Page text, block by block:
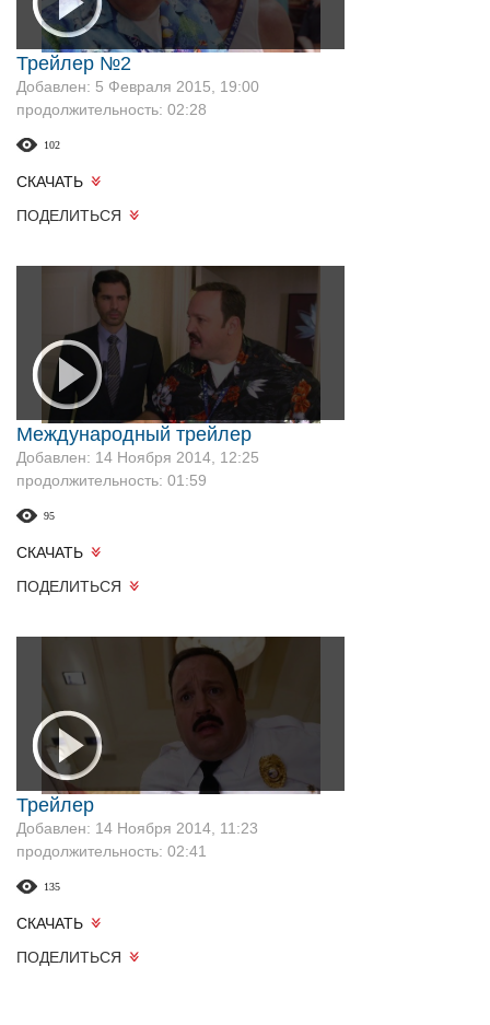
Трейлер №2
Добавлен: 5 Февраля 2015, 19:00
продолжительность: 02:28
102
СКАЧАТЬ
ПОДЕЛИТЬСЯ
Международный трейлер
Добавлен: 14 Ноября 2014, 12:25
продолжительность: 01:59
95
СКАЧАТЬ
ПОДЕЛИТЬСЯ
Трейлер
Добавлен: 14 Ноября 2014, 11:23
продолжительность: 02:41
135
СКАЧАТЬ
ПОДЕЛИТЬСЯ